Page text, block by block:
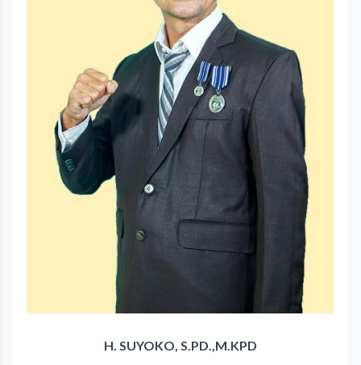
H. SUYOKO, S.PD.,M.KPD